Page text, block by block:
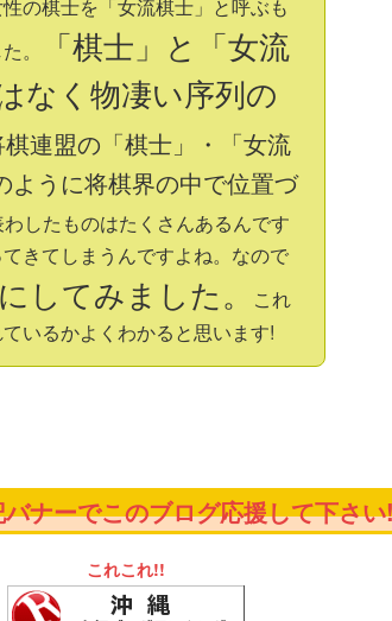
の棋士を「女流棋士」と呼ぶも
。
「棋士」と「女流
なく物凄い序列の
棋連盟の「棋士」・「女流
ように将棋界の中で位置づ
したものはたくさんあるんです
きてしまうんですよね。なので
してみました。
これ
いるかよくわかると思います!
ナーでこのブログ応援して下さ
これこれ!!